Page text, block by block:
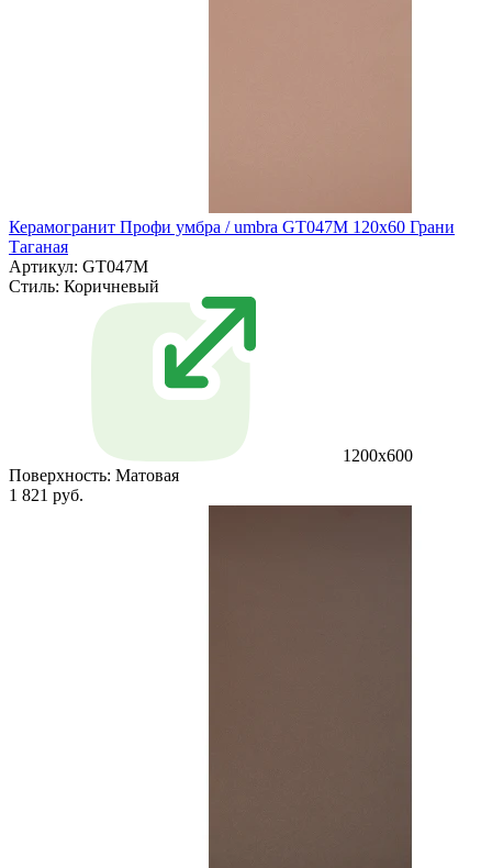
Керамогранит Профи умбра / umbra GT047M 120х60 Грани
Таганая
Артикул: GT047M
Стиль: Коричневый
1200х600
Поверхность: Матовая
1 821 руб.